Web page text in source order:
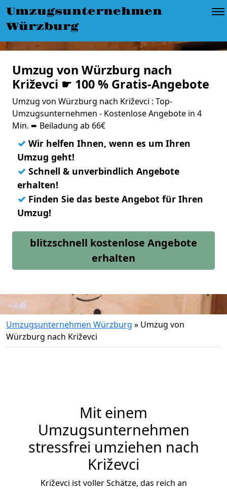
Umzugsunternehmen
Würzburg
Umzug von Würzburg nach
Križevci ☛ 100 % Gratis-Angebote
Umzug von Würzburg nach Križevci : Top-
Umzugsunternehmen - Kostenlose Angebote in 4
Min. ➨ Beiladung ab 66€
✓ Wir helfen Ihnen, wenn es um Ihren
Umzug geht!
✓ Schnell & unverbindlich Angebote
erhalten!
✓ Finden Sie das beste Angebot für Ihren
Umzug!
blitzschnell kostenlose Angebote
erhalten
Umzugsunternehmen Würzburg » Umzug von
Würzburg nach Križevci
Mit einem
Umzugsunternehmen
stressfrei umziehen nach
Križevci
Križevci ist voller Schätze, das reich an